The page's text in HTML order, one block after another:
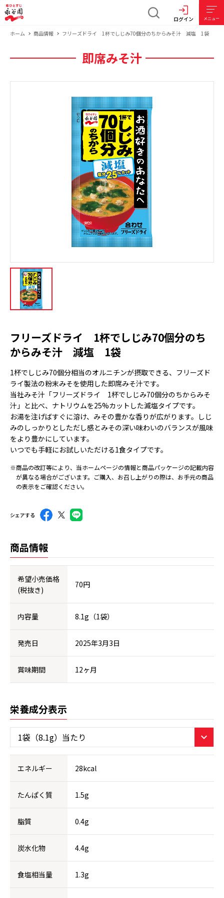
ログイン メニュー
ホーム 商品情報 フリーズドライ 1杯でしじみ70個分のちからみそ汁 減塩 1袋
即席みそ汁
フリーズドライ 1杯でしじみ70個分のち
からみそ汁 減塩 1袋
1杯でしじみ70個分相当のオルニチンが摂取できる、フリーズド
ライ製法の粉末みそを使用した即席みそ汁です。
当社みそ汁「フリーズドライ 1杯でしじみ70個分のちからみそ
汁」と比べ、ナトリウムを25%カットした減塩タイプです。
お湯を注げばすぐに溶け、みその豊かな香りが広がります。しじ
みのしっかりとしただし感とみその深い味わいのバランスが風味
をより豊かにしています。
いつでも手軽にお試しいただける1食タイプです。
※商品の改訂等により、当ホームページの情報と商品パッケージの記載内容
が異なる場合がございます。ご購入、お召し上がりの際は、お手元の商品
の表示をご確認ください。
シェアする
商品情報
希望小売価格
(税抜き)
70円
内容量 8.1g（1袋）
発売日 2025年3月3日
賞味期間 12ヶ月
栄養成分表示
エネルギー 28kcal
たんぱく質 1.5g
脂質 0.4g
炭水化物 4.4g
食塩相当量 1.3g